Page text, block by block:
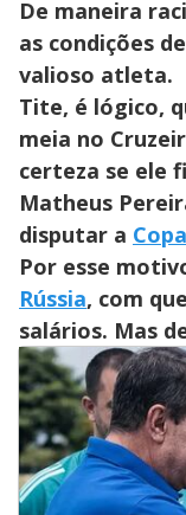
De maneira
as condições
valioso atleta.
Tite, é lógico,
meia no
certeza se ele
Matheus
disputar a
Por esse
Rússia, com
salários. Mas